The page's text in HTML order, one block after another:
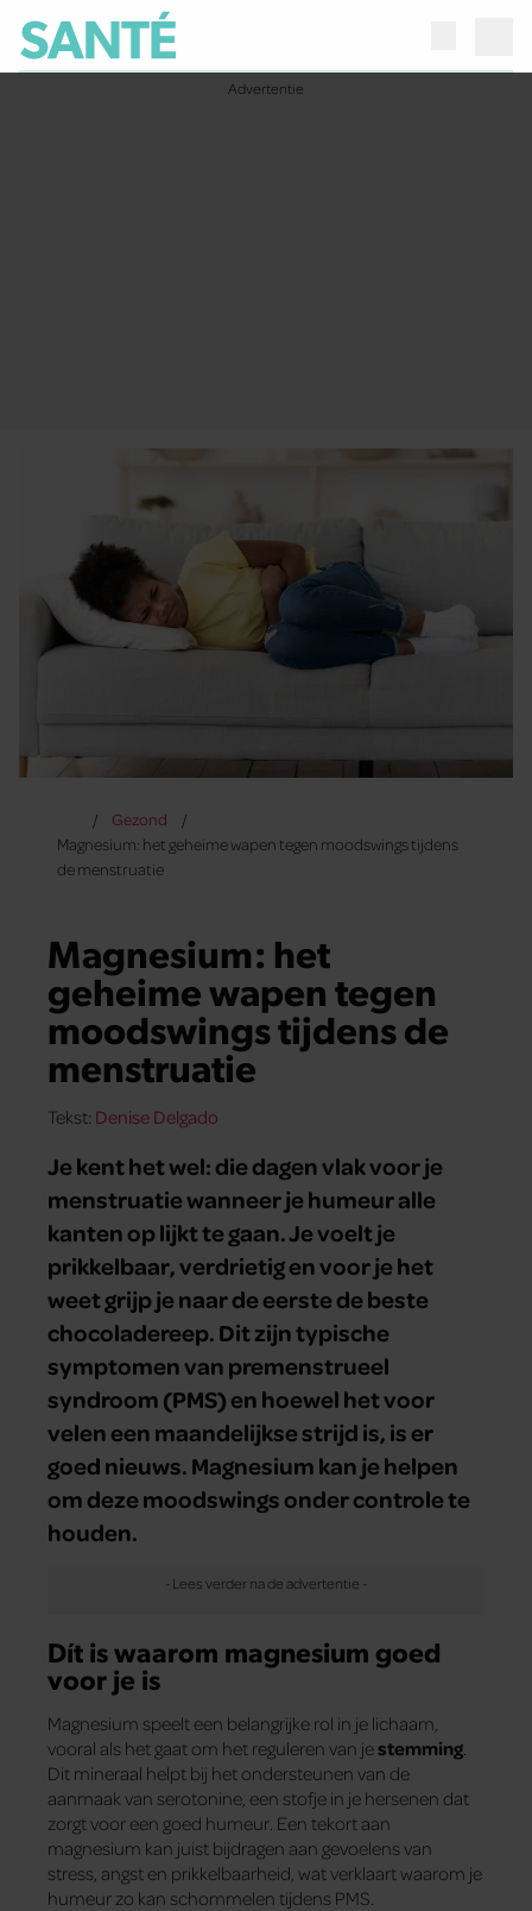
Gezond
Magnesium: het geheime wapen tegen moodswings tijdens
de menstruatie
Magnesium: het
geheime wapen tegen
moodswings tijdens de
menstruatie
Tekst: Denise Delgado
Je kent het wel: die dagen vlak voor je
menstruatie wanneer je humeur alle
kanten op lijkt te gaan. Je voelt je
prikkelbaar, verdrietig en voor je het
weet grijp je naar de eerste de beste
chocoladereep. Dit zijn typische
symptomen van premenstrueel
syndroom (PMS) en hoewel het voor
velen een maandelijkse strijd is, is er
goed nieuws. Magnesium kan je helpen
om deze moodswings onder controle te
houden.
Dít is waarom magnesium goed
voor je is
Magnesium speelt een belangrijke rol in je lichaam,
vooral als het gaat om het reguleren van jestemming
Dit mineraal helpt bij het ondersteunen van de
aanmaak van serotonine, een stofje in je hersenen dat
zorgt voor een goed humeur. Een tekort aan
magnesium kan juist bijdragen aan gevoelens van
stress, angst en prikkelbaarheid, wat verklaart waarom je
humeur zo kan schommelen tijdens PMS.